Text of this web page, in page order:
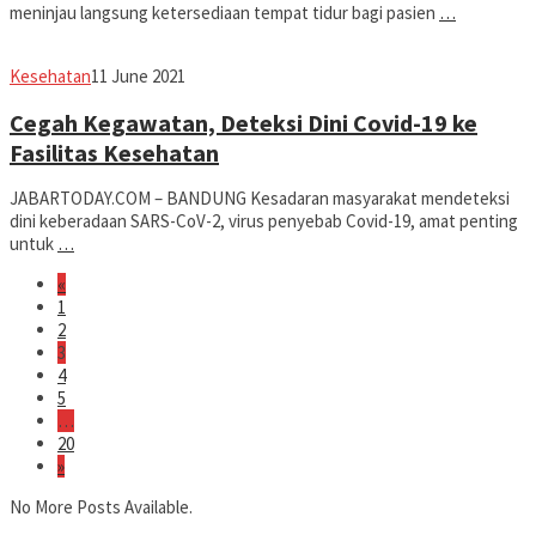
meninjau langsung ketersediaan tempat tidur bagi pasien …
KesehatanAvila
11 June 2021
Cegah Kegawatan, Deteksi Dini Covid-19 ke
Fasilitas Kesehatan
JABARTODAY.COM – BANDUNG Kesadaran masyarakat mendeteksi
dini keberadaan SARS-CoV-2, virus penyebab Covid-19, amat penting
untuk …
«
1
2
3
4
5
…
20
»
No More Posts Available.